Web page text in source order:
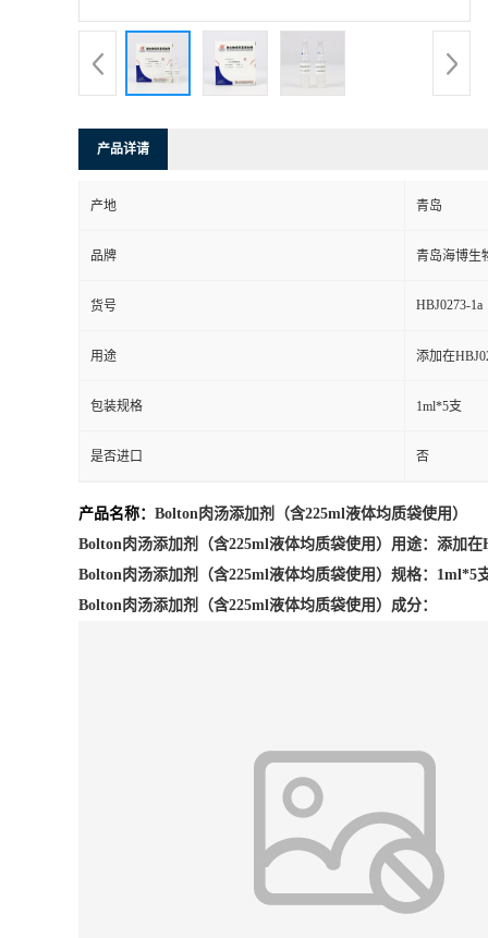
产品详请
产地 青岛
品牌 青岛海博生
货号 HBJ0273-1a
用途 添加在
包装规格 1ml*5支
是否进口 否
产品名称： Bolton肉汤添加剂（含225ml液体均质袋使用）
Bolton肉汤添加剂（含225ml液体均质袋使用）用途： 添加在
Bolton肉汤添加剂（含225ml液体均质袋使用） 规格：1ml*5
Bolton肉汤添加剂（含225ml液体均质袋使用） 成分：